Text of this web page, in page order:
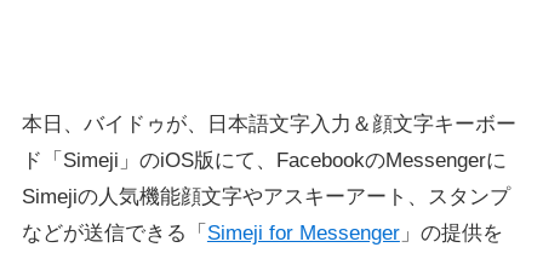
本日、バイドゥが、日本語文字入力＆顔文字キーボー
ド「Simeji」のiOS版にて、FacebookのMessengerに
Simejiの人気機能顔文字やアスキーアート、スタンプ
などが送信できる「 Simeji for Messenger」の提供を